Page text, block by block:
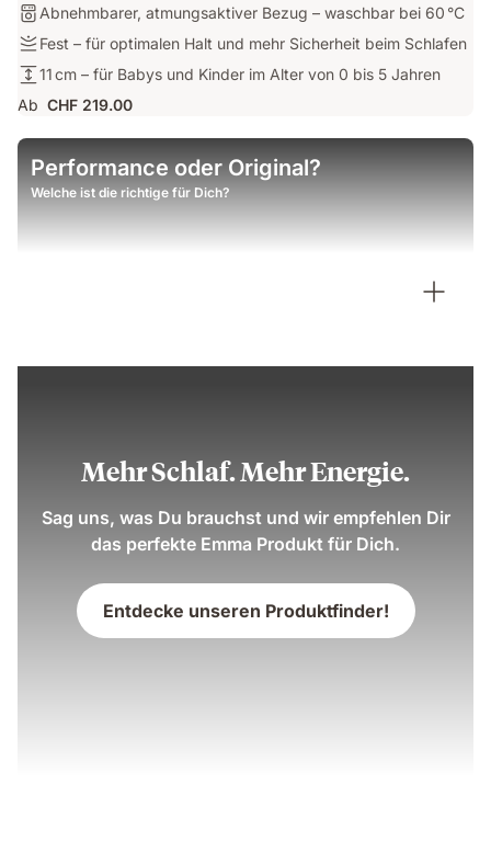
Pflege:
Abnehmbarer,
atmungsaktiver
Bezug
–
bei
60 °C
Abnehmbarer, atmungsaktiver Bezug – waschbar bei 60 °C
Firmness:
Fest
–
für
Halt
und
mehr
Fest – für optimalen Halt und mehr Sicherheit beim Schlafen
Matratzenhöhe:
11 cm
–
für
Babys
11 cm – für Babys und Kinder im Alter von 0 bis 5 Jahren
Ab CHF 219.00
Performance oder Original?
Welche ist die richtige für Dich?
Mehr Schlaf. Mehr Energie.
Sag uns, was Du brauchst und wir empfehlen Dir
das perfekte Emma Produkt für Dich.
Entdecke unseren Produktfinder!